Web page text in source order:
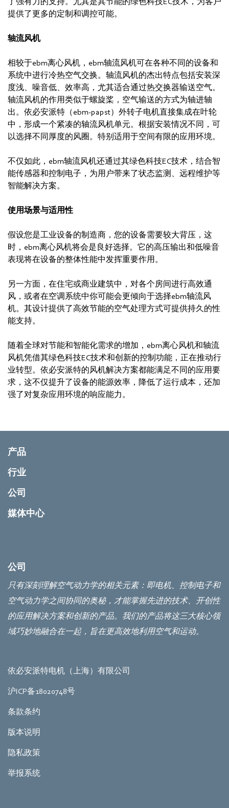
提供了更多的定制和调控可能。
轴流风机
相较于ebm离心风机，ebm轴流风机可在各种不同的设备和
系统中进行冷热空气交换。轴流风机的杰出特点包括安装深
度浅、噪音低、效率高，尤其适合通过热交换器输送空气。
轴流风机的作用类似于螺旋桨，空气输送的方式为轴进轴
出。依必安派特（ebm‑papst）外转子电机直接集成在叶轮
中，形成一个紧凑的轴流风机单元。根据安装情况不同，可
以选择不同厚度的风圈。特别适用于空间有限的应用环境。
不仅如此，ebm轴流风机还通过其绿色科技EC技术，结合智
能传感器和控制电子，为用户带来了状态监测、远程维护等
智能解决方案。
使用场景与适用性
假设您是工业设备的制造商，您的设备需要较大背压，这
时，ebm离心风机将会是良好选择。它的高压输出和低噪音
表现将在设备的整体性能中发挥重要作用。
另一方面，在住宅或商业建筑中，对各个房间进行高效通
风，或者在空调系统中你可能会更倾向于选择ebm轴流风
机。其设计提供了高效节能的空气处理方式可提供持久的性
能支持。
随着全球对节能和智能化需求的增加，ebm离心风机和轴流
风机凭借其绿色科技EC技术和创新的控制功能，正在推动行
业转型。依必安派特的风机解决方案都能满足不同的应用要
求，这不仅提升了设备的能源效率，降低了运行成本，还加
强了对复杂应用环境的响应能力。
产品
行业
公司
媒体中心
公司
只有深刻理解空气动力学的相关元素：即电机、控制电子和
空气动力学之间协同的奥秘，才能掌握先进的技术、开创性
的应用解决方案和创新的产品。我们的产品将这三大核心领
域巧妙地融合在一起，旨在更高效地利用空气和运动。
依必安派特电机（上海）有限公司
沪ICP备18020748号
条款条约
版本说明
隐私政策
举报系统